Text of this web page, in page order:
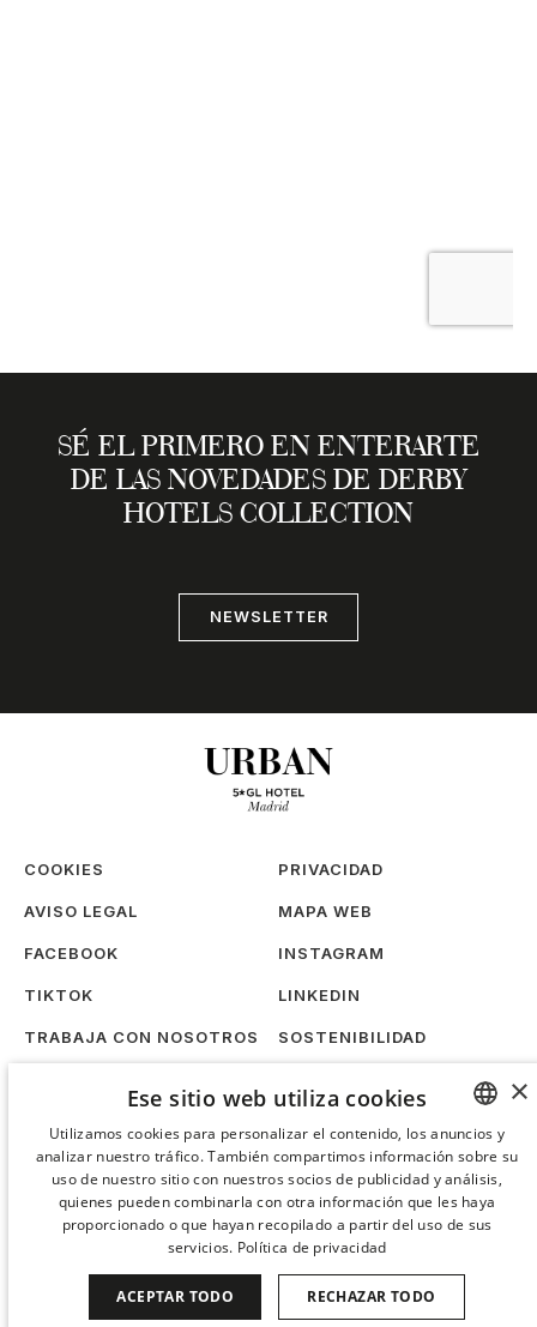
SÉ EL PRIMERO EN ENTERARTE
DE LAS NOVEDADES DE DERBY
HOTELS COLLECTION
NEWSLETTER
COOKIES PRIVACIDAD
AVISO LEGAL MAPA WEB
FACEBOOK INSTAGRAM
TIKTOK LINKEDIN
TRABAJA CON NOSOTROS SOSTENIBILIDAD
SPANISH
ENGLISH
GERMAN
FRENCH
×
Ese sitio web utiliza cookies
Utilizamos cookies para personalizar el contenido, los anuncios y
analizar nuestro tráfico. También compartimos información sobre su
uso de nuestro sitio con nuestros socios de publicidad y análisis,
quienes pueden combinarla con otra información que les haya
proporcionado o que hayan recopilado a partir del uso de sus
servicios. Política de privacidad
ACEPTAR TODO RECHAZAR TODO